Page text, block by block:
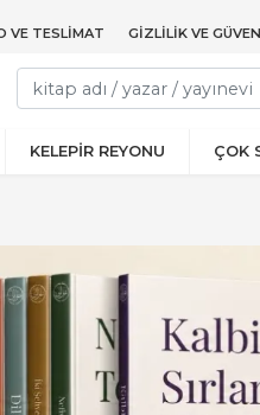
VE TESLIMAT GIZLILIK VE
KELEPİR REYONU ÇOK